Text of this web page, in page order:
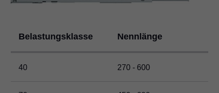
Belastungsklasse Nennlänge
40 270 - 600